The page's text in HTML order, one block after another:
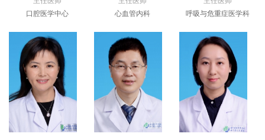
口腔医学中心
心血管内科
呼吸与危重症医学科